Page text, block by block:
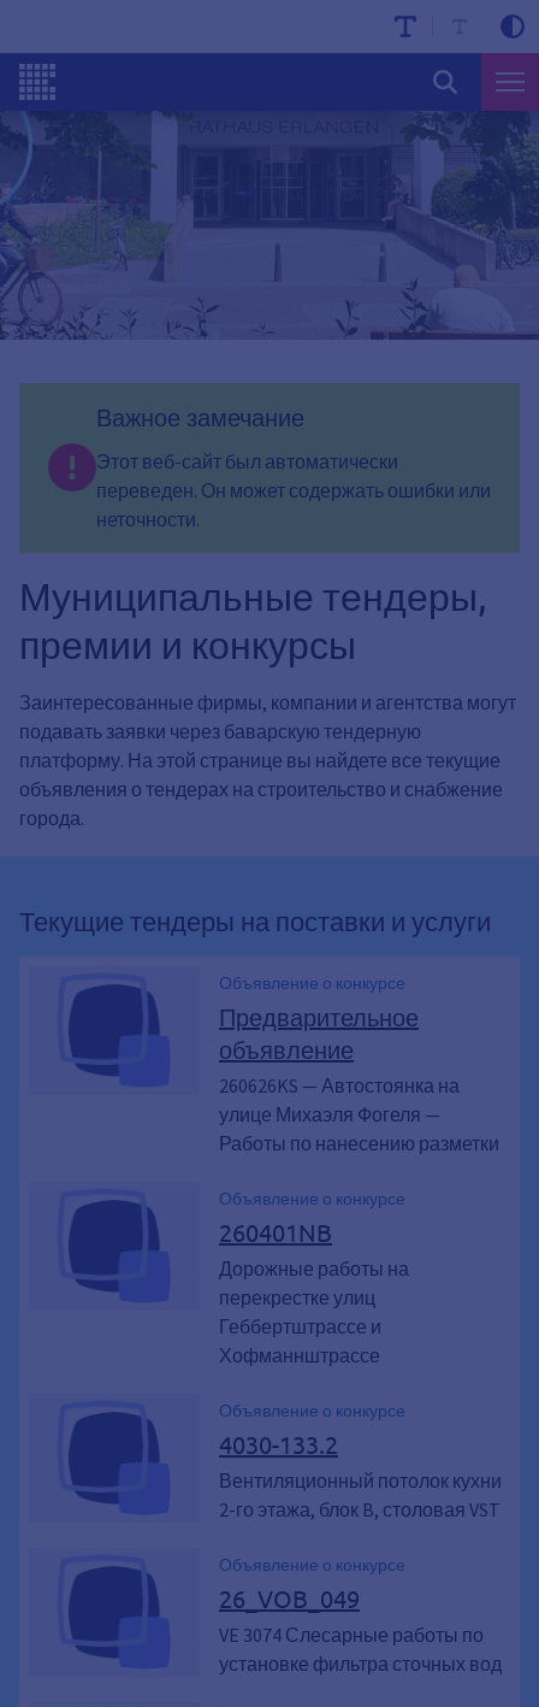
Важное замечание
Этот веб-сайт был автоматически
переведен. Он может содержать ошибки или
неточности.
Муниципальные тендеры,
премии и конкурсы
Заинтересованные фирмы, компании и агентства могут
подавать заявки через баварскую тендерную
платформу. На этой странице вы найдете все текущие
объявления о тендерах на строительство и снабжение
города.
Текущие тендеры на поставки и услуги
Объявление о конкурсе
Предварительное
объявление
260626KS — Автостоянка на
улице Михаэля Фогеля —
Работы по нанесению разметки
Объявление о конкурсе
260401NB
Дорожные работы на
перекрестке улиц
Геббертштрассе и
Хофманнштрассе
Объявление о конкурсе
4030-133.2
Вентиляционный потолок кухни
2-го этажа, блок B, столовая VST
Объявление о конкурсе
26_VOB_049
VE 3074 Слесарные работы по
установке фильтра сточных вод